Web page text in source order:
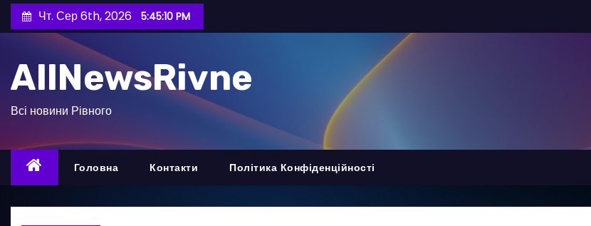
е
д
Чт. Сер 6th, 2026 5:45:12 PM
AllNewsRivne
Всі новини Рівного
Головна Контакти Політика Конфіденційності